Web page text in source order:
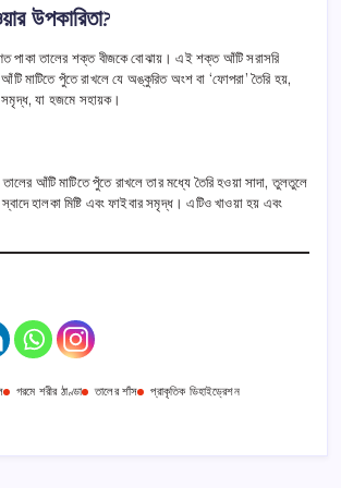
উপকারিতা?
পাকা তালের শক্ত বীজকে বোঝায়। এই শক্ত আঁটি সরাসরি
মাটিতে পুঁতে রাখলে যে অঙ্কুরিত অংশ বা ‘ফোপরা’ তৈরি হয়,
সমৃদ্ধ, যা হজমে সহায়ক।
আঁটি মাটিতে পুঁতে রাখলে তার মধ্যে তৈরি হওয়া সাদা, তুলতুলে
হালকা মিষ্টি এবং ফাইবার সমৃদ্ধ। এটিও খাওয়া হয় এবং
গরমে শরীর ঠাণ্ডা তালের শাঁস
প্রাকৃতিক ডিহাইড্রেশন